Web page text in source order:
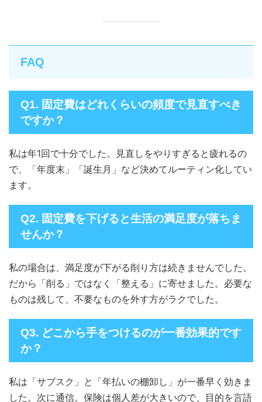
FAQ
Q1. 固定費はどれくらいの頻度で見直すべき
ですか？
私は年1回で十分でした。見直しをやりすぎると疲れるの
で、「年度末」「誕生月」など決めてルーティン化してい
ます。
Q2. 固定費を下げると生活の満足度が落ちま
せんか？
私の場合は、満足度が下がる削り方は続きませんでした。
だから「削る」ではなく「整える」に寄せました。必要な
ものは残して、不要なものを外す方がラクでした。
Q3. どこから手をつけるのが一番効果的です
か？
私は「サブスク」と「年払いの棚卸し」が一番早く効きま
した。次に通信。保険は個人差が大きいので、目的を言語